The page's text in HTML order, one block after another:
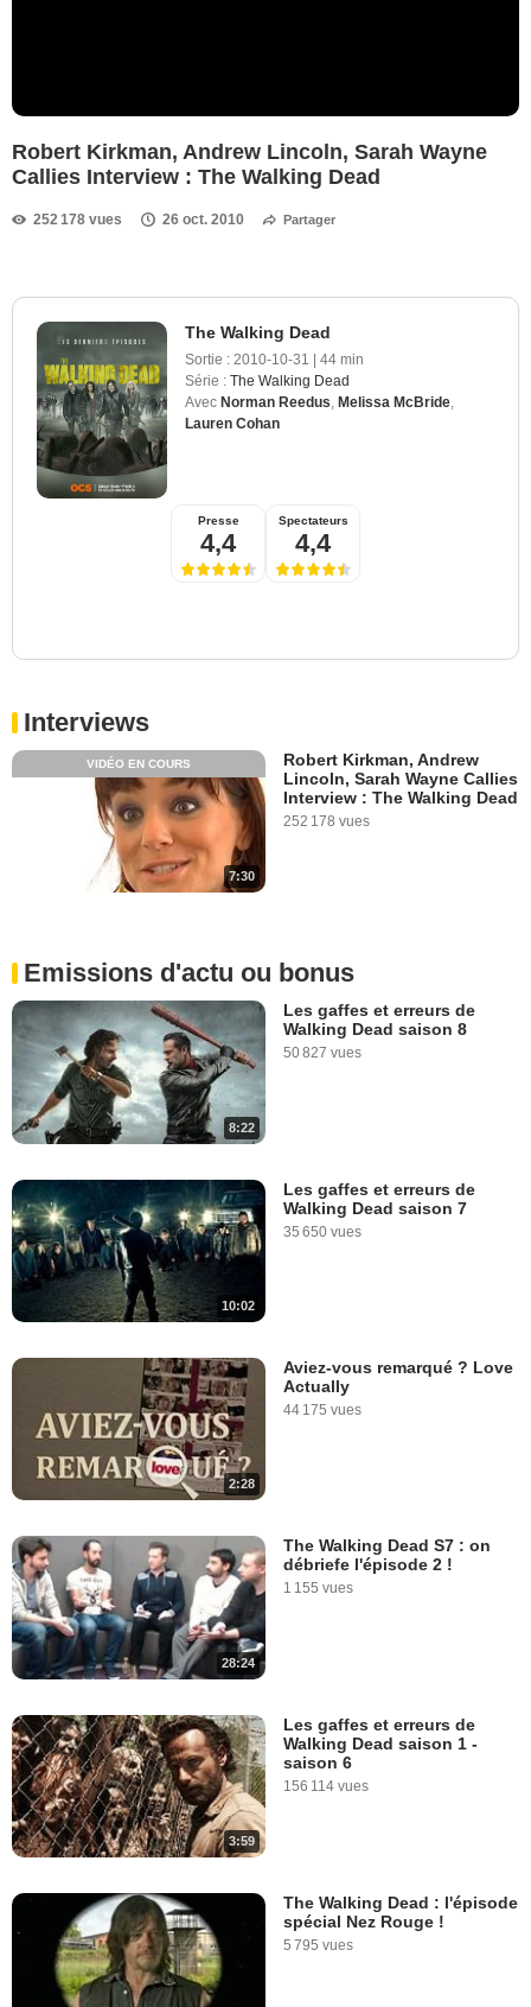
Robert Kirkman, Andrew Lincoln, Sarah Wayne
Callies Interview : The Walking Dead
252 178 vues 26 oct. 2010 Partager
The Walking Dead
Sortie : 2010-10-31 | 44 min
Série : The Walking Dead
Avec Norman Reedus Melissa McBride
Lauren Cohan
Presse
4,4
Spectateurs
4,4
Interviews
7:30
VIDÉO EN COURS
Robert Kirkman, Andrew
Lincoln, Sarah Wayne Callies
Interview : The Walking Dead
252 178 vues
Emissions d'actu ou bonus
8:22
Les gaffes et erreurs de
Walking Dead saison 8
50 827 vues
10:02
Les gaffes et erreurs de
Walking Dead saison 7
35 650 vues
2:28
Aviez-vous remarqué ? Love
Actually
44 175 vues
28:24
The Walking Dead S7 : on
débriefe l'épisode 2 !
1 155 vues
3:59
Les gaffes et erreurs de
Walking Dead saison 1 -
saison 6
156 114 vues
The Walking Dead : l'épisode
spécial Nez Rouge !
5 795 vues